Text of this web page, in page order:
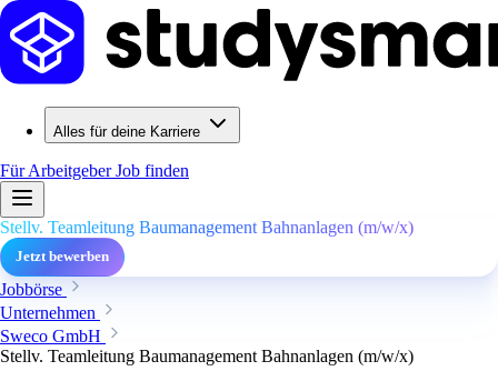
Alles für deine Karriere
Für ArbeitgeberJob finden
Stellv. Teamleitung Baumanagement Bahnanlagen (m/w/x)
Jetzt bewerben
Jobbörse
Unternehmen
Sweco GmbH
Stellv. Teamleitung Baumanagement Bahnanlagen (m/w/x)